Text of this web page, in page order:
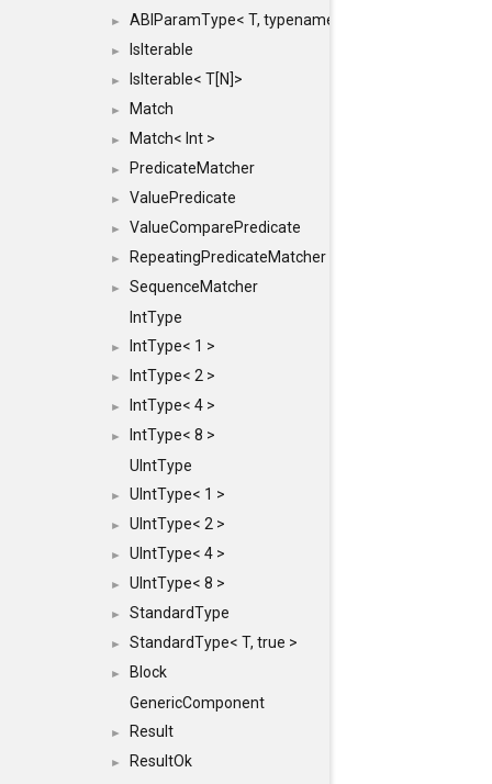
► ABIParamType< T, typename std::enable_if<
► IsIterable
► IsIterable< T[N]>
► Match
► Match< Int >
► PredicateMatcher
► ValuePredicate
► ValueComparePredicate
► RepeatingPredicateMatcher
►
SequenceMatcher
IntType
► IntType< 1 >
► IntType< 2 >
► IntType< 4 >
►
IntType< 8 >
UIntType
► UIntType< 1 >
► UIntType< 2 >
► UIntType< 4 >
► UIntType< 8 >
► StandardType
► StandardType< T, true >
►
Block
GenericComponent
► Result
►
ResultOk